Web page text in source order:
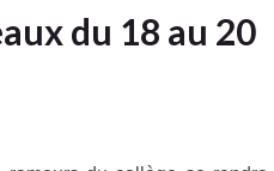
du 18 au 20